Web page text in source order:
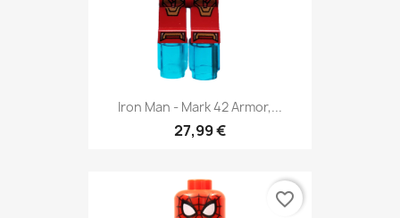
Iron Man - Mark 42 Armor,...
27,99 €
favorite_border